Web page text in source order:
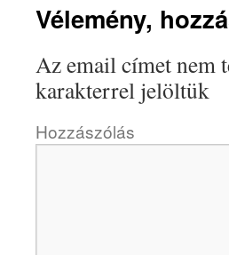
Vélemény,
Az email címet nem
karakterrel jelöltük
Hozzászólás